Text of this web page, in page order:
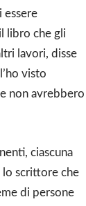
essere
libro che gli
lavori, disse
visto
non avrebbero
ciascuna
lo scrittore che
di persone